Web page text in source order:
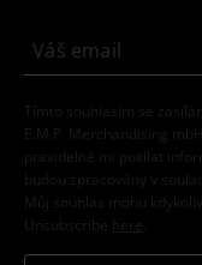
Tímto souhlasím se
E.M.P. Merchandising
pravidelně mi posílat
budou zpracovány v
Můj souhlas mohu
Unsubscribe here